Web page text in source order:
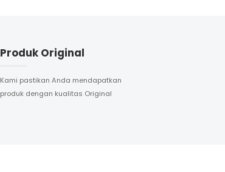
Produk Original
Kami pastikan Anda mendapatkan
produk dengan kualitas Original